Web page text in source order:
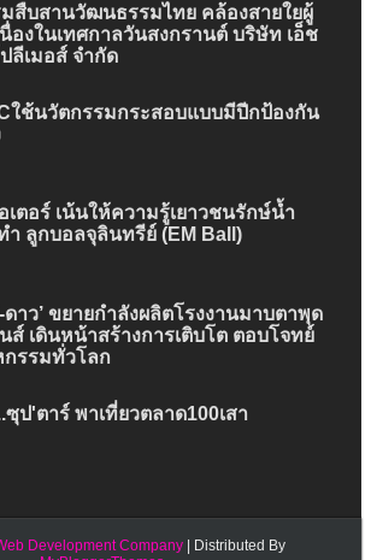
สืบสานวัฒนธรรมไทย คล้องสายใยผู้
นื่องในเทศกาลวันสงกรานต์ บริษัท เอ็ช
ลีเมอส์ จำกัด
ใช้นวัตกรรมกระสอบแบบมีปีกป้องกัน
เตอร์ เน้นให้ความรู้เยาวชนรักษ์น้ำ
ำ ลูกบอลจุลินทรีย์ (EM Ball)
ดาว’ ขยายกำลังผลิตโรงงานมาบตาพุด
ส์ เดินหน้าสร้างการเติบโต ตอบโจทย์
รรมทั่วโลก
ซุป'ตาร์ พาเที่ยวตลาด100เสา
Development Company | Distributed By